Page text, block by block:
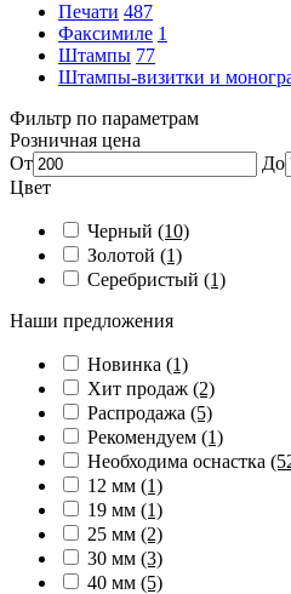
Печати 487
Факсимиле 1
Штампы 77
Штампы-визитки и
Фильтр по параметрам
Розничная цена
От
До
Цвет
Черный (10)
Золотой (1)
Серебристый (1)
Наши предложения
Новинка (1)
Хит продаж (2)
Распродажа (5)
Рекомендуем (1)
Необходима оснастка
12 мм (1)
19 мм (1)
25 мм (2)
30 мм (3)
40 мм (5)